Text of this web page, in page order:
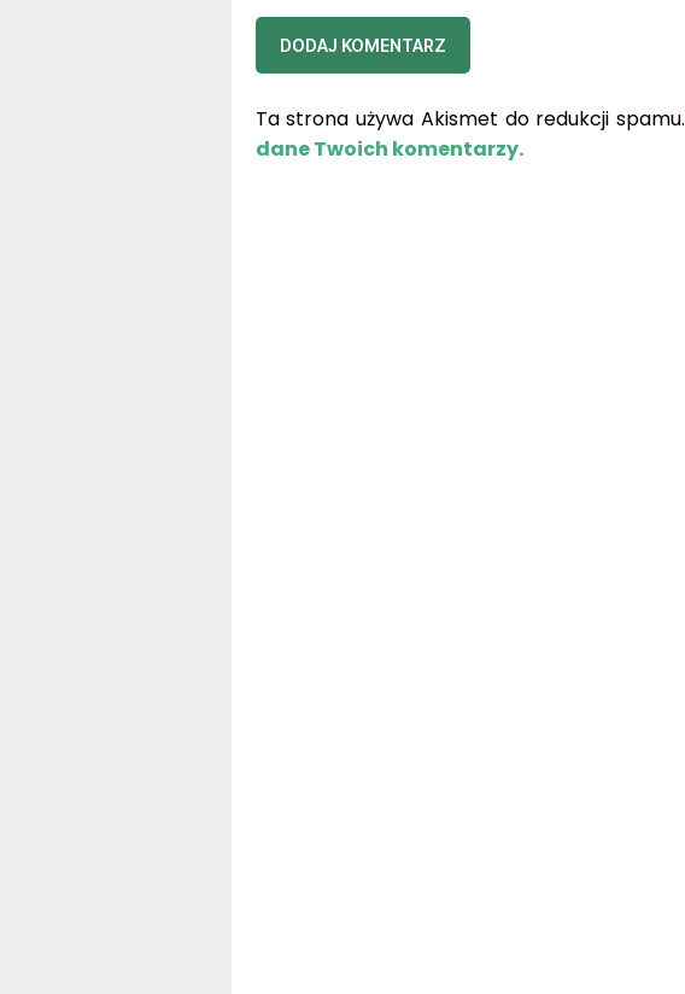
Ta strona używa Akismet do redukcji spamu.
dane Twoich komentarzy.